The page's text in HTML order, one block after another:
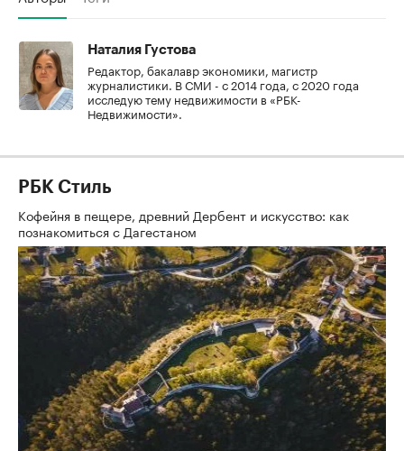
Наталия Густова
Редактор, бакалавр экономики, магистр
журналистики. В СМИ - с 2014 года, с 2020 года
исследую тему недвижимости в «РБК-
Недвижимости».
РБК Стиль
Кофейня в пещере, древний Дербент и искусство: как
познакомиться с Дагестаном